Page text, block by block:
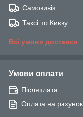
Самовивіз
Таксі по Києву
Всі умови доставки
Умови оплати
Післяплата
Оплата на рахунок